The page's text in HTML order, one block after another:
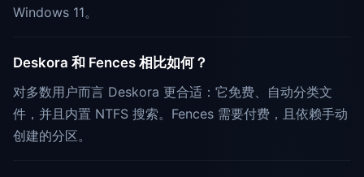
Windows 11。
Deskora 和 Fences 相比如何？
对多数用户而言 Deskora 更合适：它免费、自动分类文
件，并且内置 NTFS 搜索。Fences 需要付费，且依赖手动
创建的分区。